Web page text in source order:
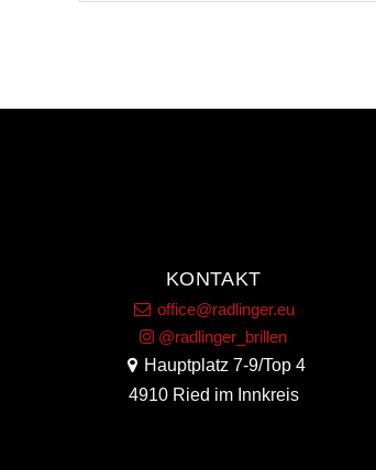
KONTAKT
office@radlinger.eu
@radlinger_brillen
Hauptplatz 7-9/Top 4
4910 Ried im Innkreis